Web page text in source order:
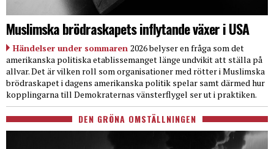
Muslimska brödraskapets inflytande växer i USA
Händelser under sommaren 2026 belyser en fråga som det
amerikanska politiska etablissemanget länge undvikit att ställa på
allvar. Det är vilken roll som organisationer med rötter i Muslimska
brödraskapet i dagens amerikanska politik spelar samt därmed hur
kopplingarna till Demokraternas vänsterflygel ser ut i praktiken.
DEN GRÖNA OMSTÄLLNINGEN